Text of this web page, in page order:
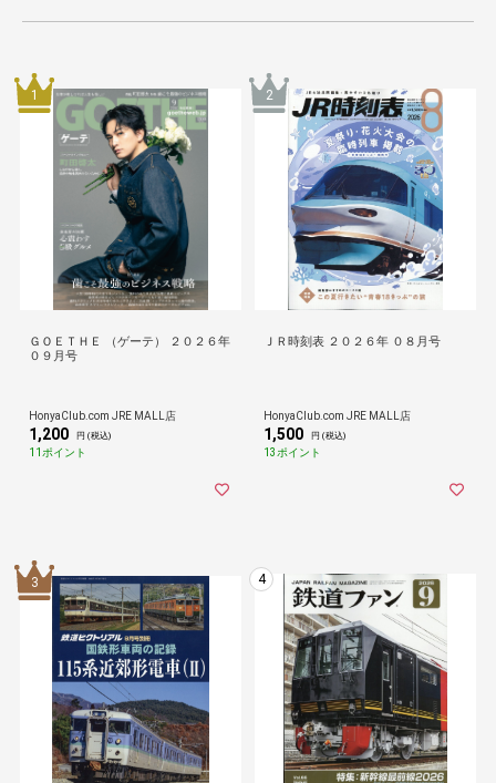
1
ＧＯＥＴＨＥ （ゲーテ） ２０２６年
０９月号
HonyaClub.com JRE MALL店
1,200 円 (税込)
11ポイント
2
ＪＲ時刻表 ２０２６年 ０８月号
HonyaClub.com JRE MALL店
1,500 円 (税込)
13ポイント
3 4